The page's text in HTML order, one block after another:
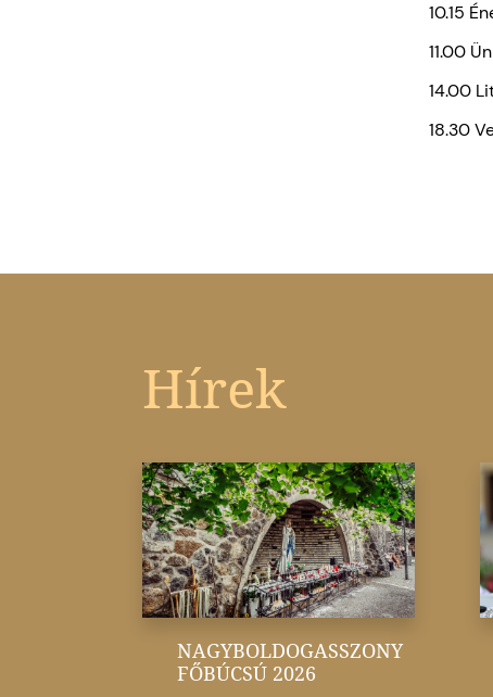
10.15
11.00
14.00
18.30
Hírek
NAGYBOLDOGASSZONY
FŐBÚCSÚ 2026